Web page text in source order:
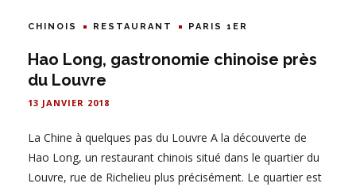
CHINOIS RESTAURANT PARIS 1ER
Hao Long, gastronomie chinoise près
du Louvre
13 JANVIER 2018
La Chine à quelques pas du Louvre A la découverte de
Hao Long, un restaurant chinois situé dans le quartier du
Louvre, rue de Richelieu plus précisément. Le quartier est